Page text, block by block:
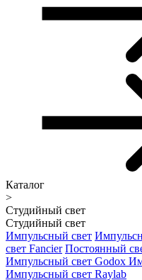
Каталог
>
Студийный свет
Студийный свет
Импульсный свет
свет Fancier Постоянный
Импульсный свет Godox
Импульсный свет Raylab